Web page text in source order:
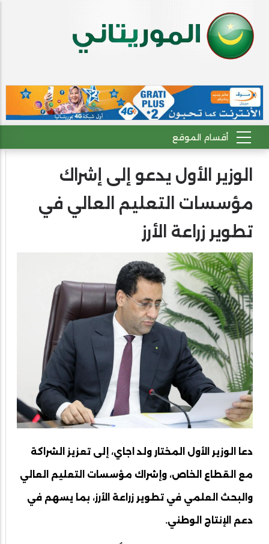
الوزير الأول يدعو إلى إشراك
مؤسسات التعليم العالي في
تطوير زراعة الأرز
دعا الوزير الأول المختار ولد اجاي، إلى تعزيز الشراكة
مع القطاع الخاص، وإشراك مؤسسات التعليم العالي
والبحث العلمي في تطوير زراعة الأرز، بما يسهم في
دعم الإنتاج الوطني.